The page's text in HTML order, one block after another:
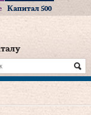
Капитал 500